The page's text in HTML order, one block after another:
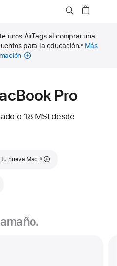
unos AirTags al comprar una
para la educación.◊
Más
Pro
o 18 MSI desde
tu nueva Mac.
Nota al pie
§